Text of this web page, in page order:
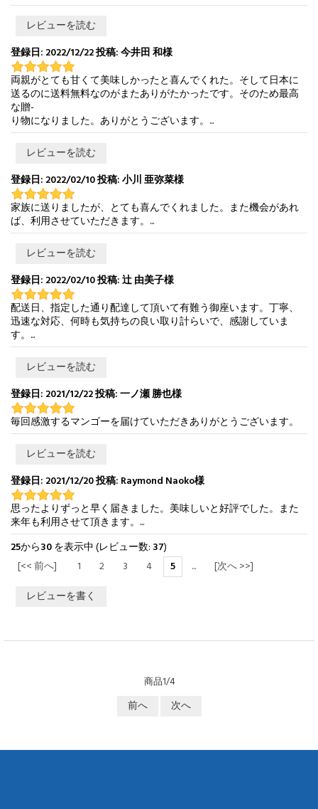
レビューを読む
登録日: 2022/12/22 投稿: 今井田 和様
両親がとても甘くて美味しかったと喜んでくれた。そして日本に
送るのに送料無料なのがまたありがたかったです。そのため最高
な贈-
り物になりました。ありがとうございます。...
レビューを読む
登録日: 2022/02/10 投稿: 小川 亜弥菜様
家族に送りましたが、とても喜んでくれました。また機会があれ
ば、利用させていただきます。...
レビューを読む
登録日: 2022/02/10 投稿: 辻 由美子様
配送日、指定した通り配達して頂いて有難う御座います。丁寧、
迅速な対応、何時も気持ちの良い取り計らいで、感謝していま
す。...
レビューを読む
登録日: 2021/12/22 投稿: 一ノ瀬 勝也様
毎回感激するマンゴーを届けていただきありがとうございます。
レビューを読む
登録日: 2021/12/20 投稿: Raymond Naoko様
思ったよりずっと早く届きました。美味しいと好評でした。また
来年も利用させて頂きます。...
25から30を表示中 (レビュー数: 37)
[<< 前へ]
1 2 3 4 5 ...
[次へ >>]
レビューを書く
商品1/4
前へ 次へ